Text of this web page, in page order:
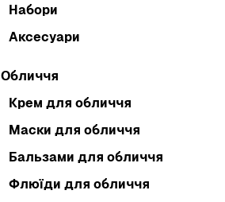
Набори
Аксесуари
Обличчя
Крем для обличчя
Маски для обличчя
Бальзами для обличчя
Флюїди для обличчя